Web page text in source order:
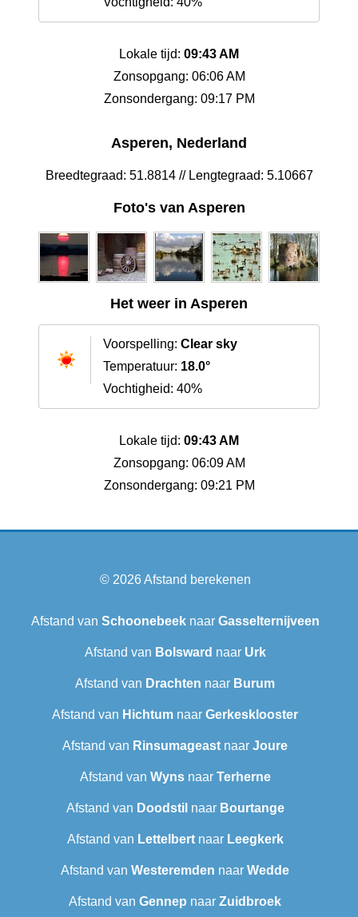
Lokale tijd: 09:43 AM
Zonsopgang: 06:06 AM
Zonsondergang: 09:17 PM
Asperen, Nederland
Breedtegraad: 51.8814 // Lengtegraad: 5.10667
Foto's van Asperen
Het weer in Asperen
Voorspelling: Clear sky
Temperatuur: 18.0°
Vochtigheid: 40%
Lokale tijd: 09:43 AM
Zonsopgang: 06:09 AM
Zonsondergang: 09:21 PM
© 2026Afstand berekenen
Afstand van Schoonebeeknaar Gasselternijveen
Afstand van Bolsward‎ naar Urk
Afstand van Drachten naar Burum
Afstand van Hichtum naar Gerkesklooster
Afstand van Rinsumageast naar Joure
Afstand van Wynsnaar Terherne
Afstand van Doodstil naar Bourtange
Afstand van Lettelbertnaar Leegkerk
Afstand van Westeremden naar Wedde
Afstand van Gennep naar Zuidbroek